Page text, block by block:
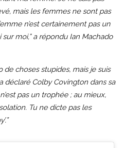
mais les femmes ne sont pas
n’est certainement pas un
moi,” a répondu Ian Machado
de choses stupides, mais je suis
déclaré Colby Covington dans sa
pas un trophée ; au mieux,
Tu ne dicte pas les